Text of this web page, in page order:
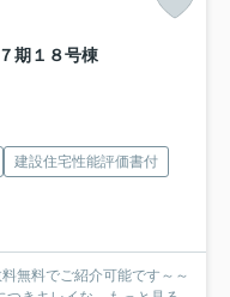
期 １８号棟
建設住宅性能評価書付
無料でご紹介可能です～～